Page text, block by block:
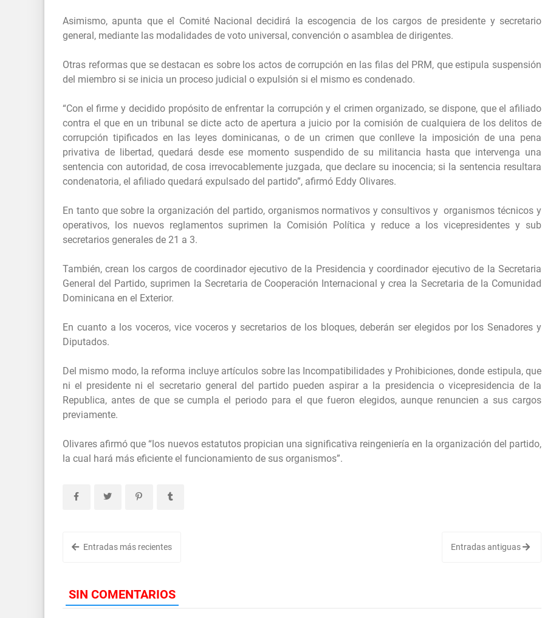
Asimismo, apunta que el Comité Nacional decidirá la escogencia de los cargos de presidente y secretario
general, mediante las modalidades de voto universal, convención o asamblea de dirigentes.
Otras reformas que se destacan es sobre los actos de corrupción en las filas del PRM, que estipula suspensión
del miembro si se inicia un proceso judicial o expulsión si el mismo es condenado.
“Con el firme y decidido propósito de enfrentar la corrupción y el crimen organizado, se dispone, que el afiliado
contra el que en un tribunal se dicte acto de apertura a juicio por la comisión de cualquiera de los delitos de
corrupción tipificados en las leyes dominicanas, o de un crimen que conlleve la imposición de una pena
privativa de libertad, quedará desde ese momento suspendido de su militancia hasta que intervenga una
sentencia con autoridad, de cosa irrevocablemente juzgada, que declare su inocencia; si la sentencia resultara
condenatoria, el afiliado quedará expulsado del partido”, afirmó Eddy Olivares.
En tanto que sobre la organización del partido, organismos normativos y consultivos y organismos técnicos y
operativos, los nuevos reglamentos suprimen la Comisión Política y reduce a los vicepresidentes y sub
secretarios generales de 21 a 3.
También, crean los cargos de coordinador ejecutivo de la Presidencia y coordinador ejecutivo de la Secretaria
General del Partido, suprimen la Secretaria de Cooperación Internacional y crea la Secretaria de la Comunidad
Dominicana en el Exterior.
En cuanto a los voceros, vice voceros y secretarios de los bloques, deberán ser elegidos por los Senadores y
Diputados.
Del mismo modo, la reforma incluye artículos sobre las Incompatibilidades y Prohibiciones, donde estipula, que
ni el presidente ni el secretario general del partido pueden aspirar a la presidencia o vicepresidencia de la
Republica, antes de que se cumpla el periodo para el que fueron elegidos, aunque renuncien a sus cargos
previamente.
Olivares afirmó que “los nuevos estatutos propician una significativa reingeniería en la organización del partido,
la cual hará más eficiente el funcionamiento de sus organismos”.
Entradas más recientes Entradas antiguas
SIN COMENTARIOS